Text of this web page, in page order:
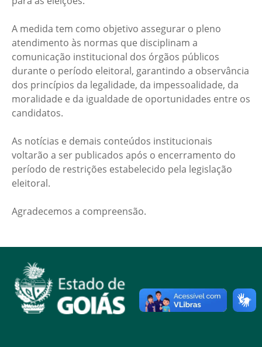
A medida tem como objetivo assegurar o pleno
atendimento às normas que disciplinam a
comunicação institucional dos órgãos públicos
durante o período eleitoral, garantindo a observância
dos princípios da legalidade, da impessoalidade, da
moralidade e da igualdade de oportunidades entre os
candidatos.
As notícias e demais conteúdos institucionais
voltarão a ser publicados após o encerramento do
período de restrições estabelecido pela legislação
eleitoral.
Agradecemos a compreensão.